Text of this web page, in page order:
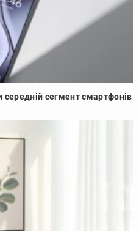
сегмент смартфонів